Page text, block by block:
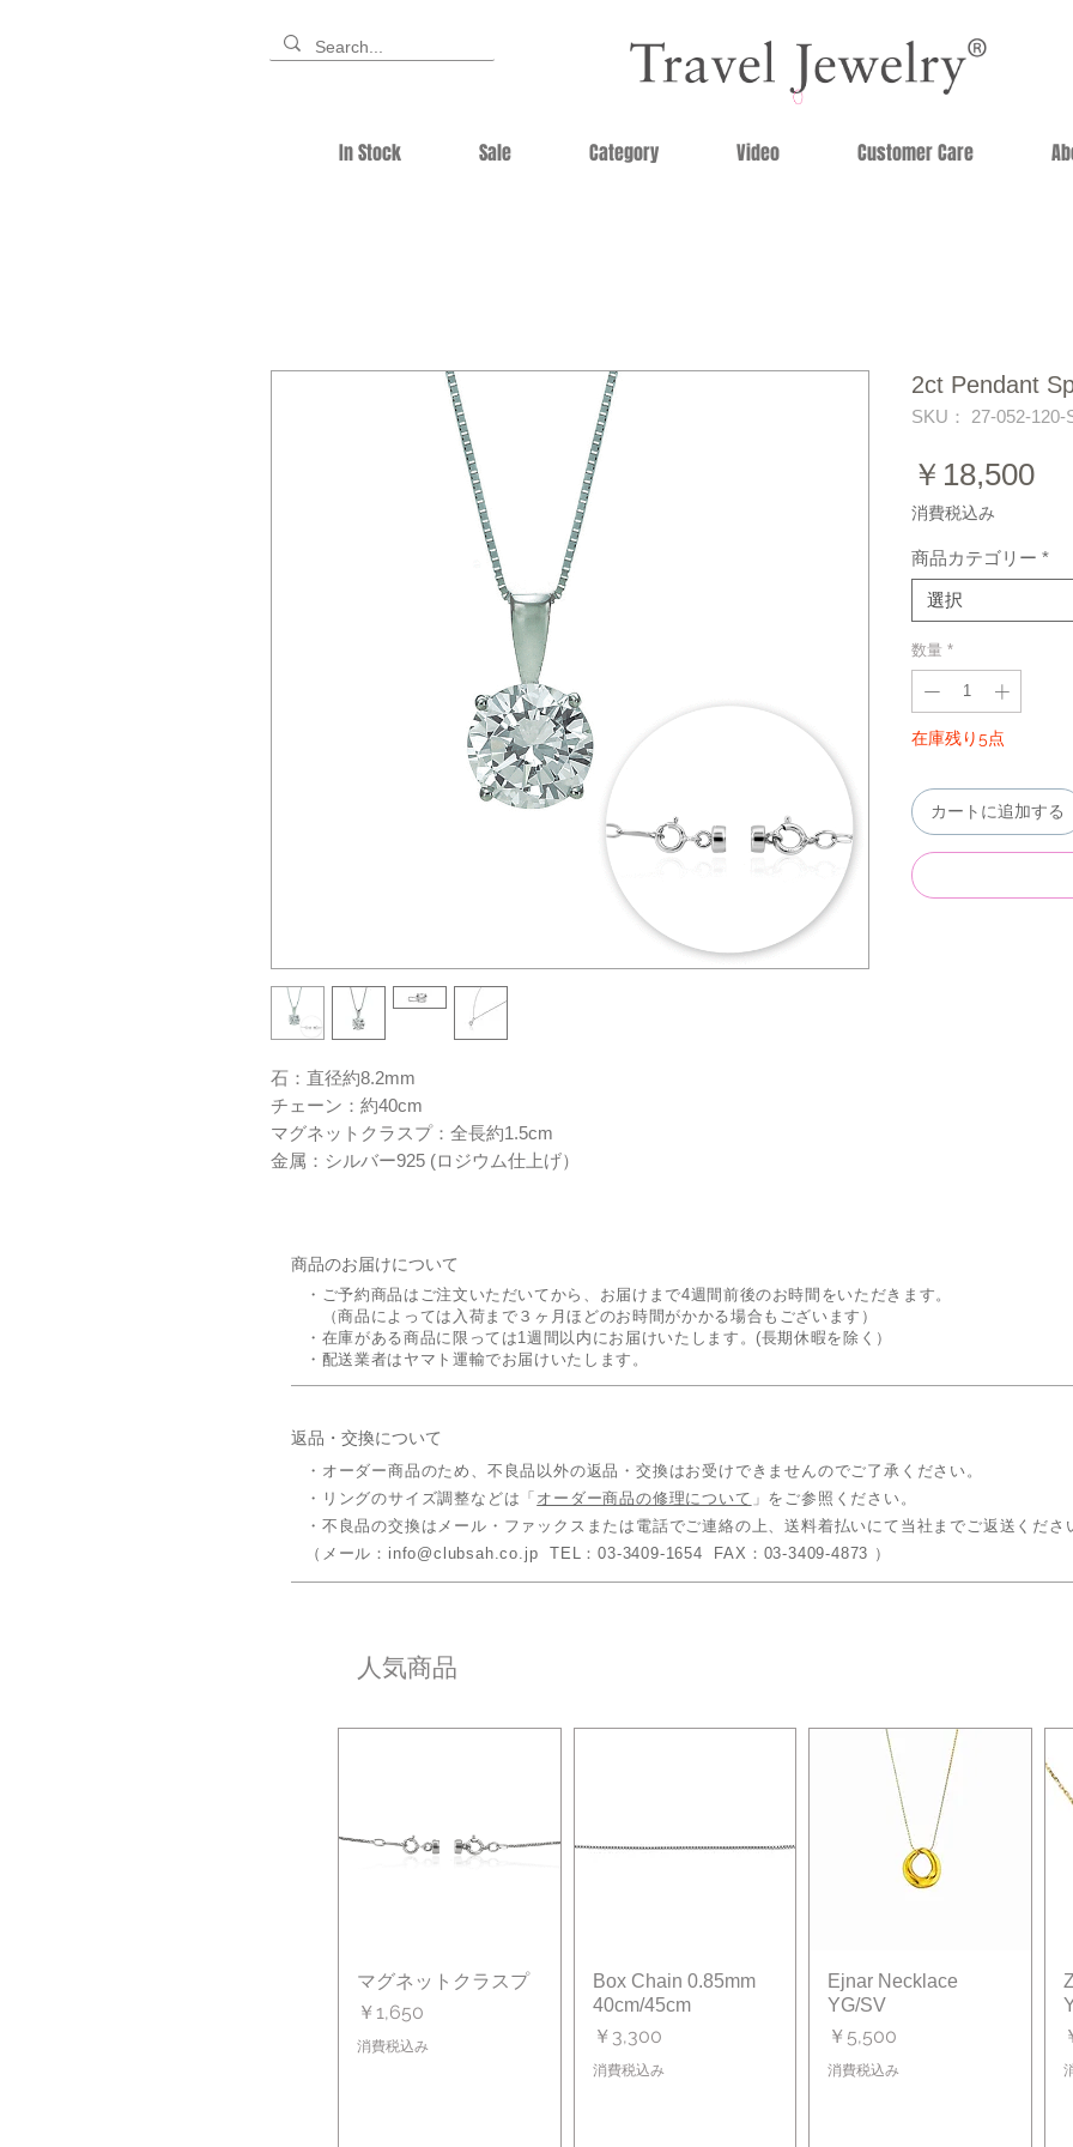
In Stock Sale Category Video Customer Care
石：直径約8.2mm
チェーン：約40cm
マグネットクラスプ：全長約1.5cm
金属：シルバー925 (ロジウム仕上げ）
2ct Pendant
SKU： 27-052-120-
￥18,500価
消費税込み
商品カテゴリー *
選択
数量 *
在庫残り5点
カートに追加する
商品のお届けについて
・ご予約商品はご注文いただいてから、お届けまで4週間前後のお時間をいただきます。
（商品によっては入荷まで３ヶ月ほどのお時間がかかる場合もございます）
・在庫がある商品に限っては1週間以内にお届けいたします。(長期休暇を除く）
・配送業者はヤマト運輸でお届けいたします。
返品・交換について
・オーダー商品のため、不良品以外の返品・交換はお受けできませんのでご了承ください。
​・リングのサイズ調整などは「 オーダー商品の修理について 」をご参照ください。
・不良品の交換はメール・ファックスまたは電話でご連絡の上、送料着払いにて当社までご返送くださ
（メール：info@clubsah.co.jp TEL：03-3409-1654 FAX：03-3409-4873 ）
人気商品
クイックビュー
マグネットクラスプ
価格
￥1,650
消費税込み
クイックビュー
Box Chain 0.85mm
40cm/45cm
価格
￥3,300
消費税込み
クイックビュー
Ejnar Necklace
YG/SV
価格
￥5,500
消費税込み